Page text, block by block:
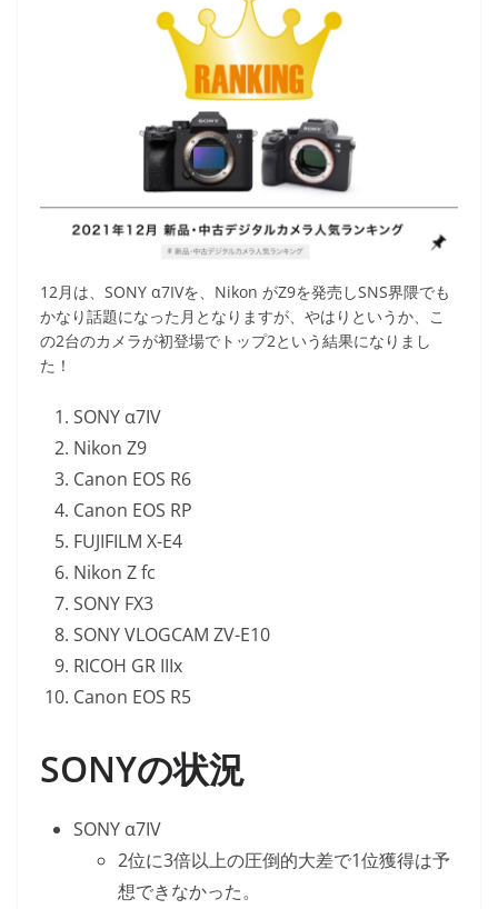
12月は、SONY α7IVを、Nikon がZ9を発売しSNS界隈でも
かなり話題になった月となりますが、やはりというか、こ
の2台のカメラが初登場でトップ2という結果になりまし
た！
SONY α7IV
Nikon Z9
Canon EOS R6
Canon EOS RP
FUJIFILM X-E4
Nikon Z fc
SONY FX3
SONY VLOGCAM ZV-E10
RICOH GR IIIx
Canon EOS R5
SONYの状況
SONY α7IV
2位に3倍以上の圧倒的大差で1位獲得は予
想できなかった。